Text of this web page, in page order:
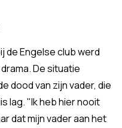
de Engelse club werd
De situatie
dood van zijn vader, die
lag. "Ik heb hier nooit
dat mijn vader aan het